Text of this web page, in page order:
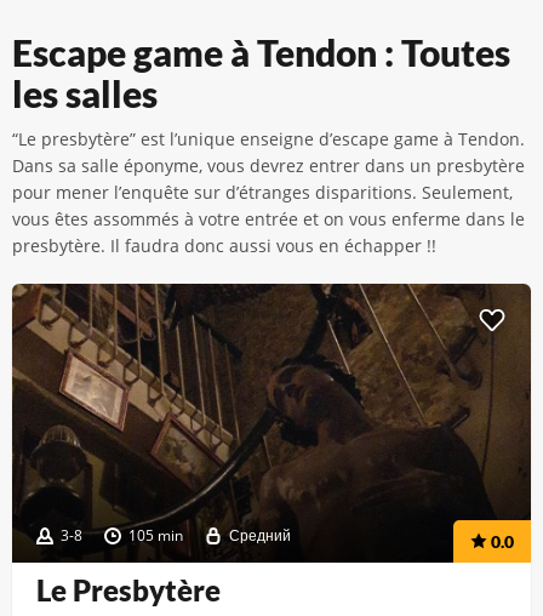
Escape game à Tendon : Toutes
les salles
“Le presbytère” est l’unique enseigne d’escape game à Tendon.
Dans sa salle éponyme, vous devrez entrer dans un presbytère
pour mener l’enquête sur d’étranges disparitions. Seulement,
vous êtes assommés à votre entrée et on vous enferme dans le
presbytère. Il faudra donc aussi vous en échapper !!
3-8 105 min Средний 0.0
Le Presbytère